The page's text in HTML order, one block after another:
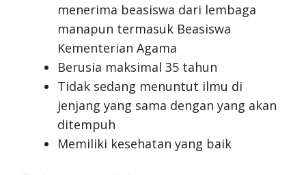
menerima beasiswa dari lembaga
manapun termasuk Beasiswa
Kementerian Agama
Berusia maksimal 35 tahun
Tidak sedang menuntut ilmu di
jenjang yang sama dengan yang akan
ditempuh
Memiliki kesehatan yang baik